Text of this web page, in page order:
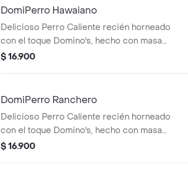
DomiPerro Hawaiano
Delicioso Perro Caliente recién horneado
con el toque Domino's, hecho con masa
pan pizza y bordes rellenos de queso
$ 16.900
DomiPerro Ranchero
Delicioso Perro Caliente recién horneado
con el toque Domino's, hecho con masa
pan pizza y bordes rellenos de queso
$ 16.900